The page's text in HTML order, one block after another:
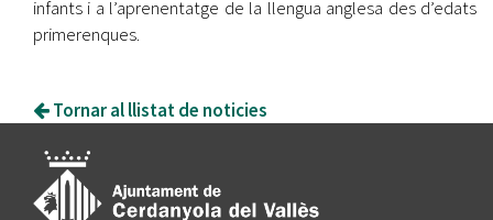
infants i a l’aprenentatge de la llengua anglesa des d’edats
primerenques.
Tornar al llistat de noticies